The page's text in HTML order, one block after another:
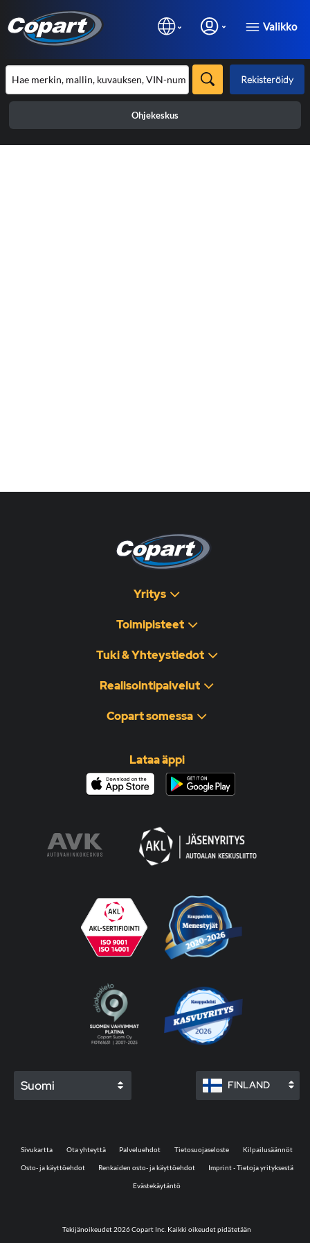
Valikko
Rekisteröidy
Ohjekeskus
Yritys
Toimipisteet
Tuki & Yhteystiedot
Realisointipalvelut
Copart somessa
Lataa äppi
Suomi FINLAND
Tekijänoikeudet 2026 Copart Inc. Kaikki oikeudet pidätetään
Sivukartta Ota yhteyttä Palveluehdot Tietosuojaseloste Kilpailusäännöt
Osto- ja käyttöehdot Renkaiden osto- ja käyttöehdot Imprint - Tietoja yrityksestä
Evästekäytäntö